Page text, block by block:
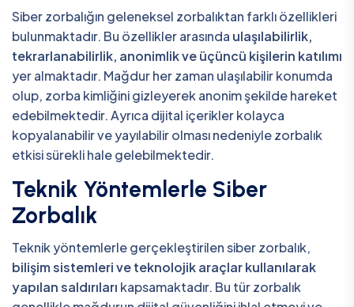
Siber zorbalığın geleneksel zorbalıktan farklı özellikleri
bulunmaktadır. Bu özellikler arasında ulaşılabilirlik,
tekrarlanabilirlik, anonimlik ve üçüncü kişilerin katılımı
yer almaktadır. Mağdur her zaman ulaşılabilir konumda
olup, zorba kimliğini gizleyerek anonim şekilde hareket
edebilmektedir. Ayrıca dijital içerikler kolayca
kopyalanabilir ve yayılabilir olması nedeniyle zorbalık
etkisi sürekli hale gelebilmektedir.
Teknik Yöntemlerle Siber
Zorbalık
Teknik yöntemlerle gerçekleştirilen siber zorbalık,
bilişim sistemleri ve teknolojik araçlar kullanılarak
yapılan saldırıları kapsamaktadır. Bu tür zorbalık